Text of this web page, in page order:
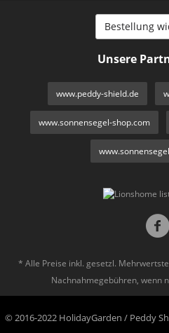
Bestellung
Unsere
www.peddy-shield.de
www.sonnensegel-shop.com
* Alle Preise inkl. gesetzl.
Nachnahmegebühren, wenn
© 2016-2022 HolidayGarden / Peddy